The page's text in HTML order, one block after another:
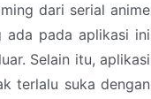
dari serial anime
ada pada aplikasi ini
Selain itu, aplikasi
terlalu suka dengan